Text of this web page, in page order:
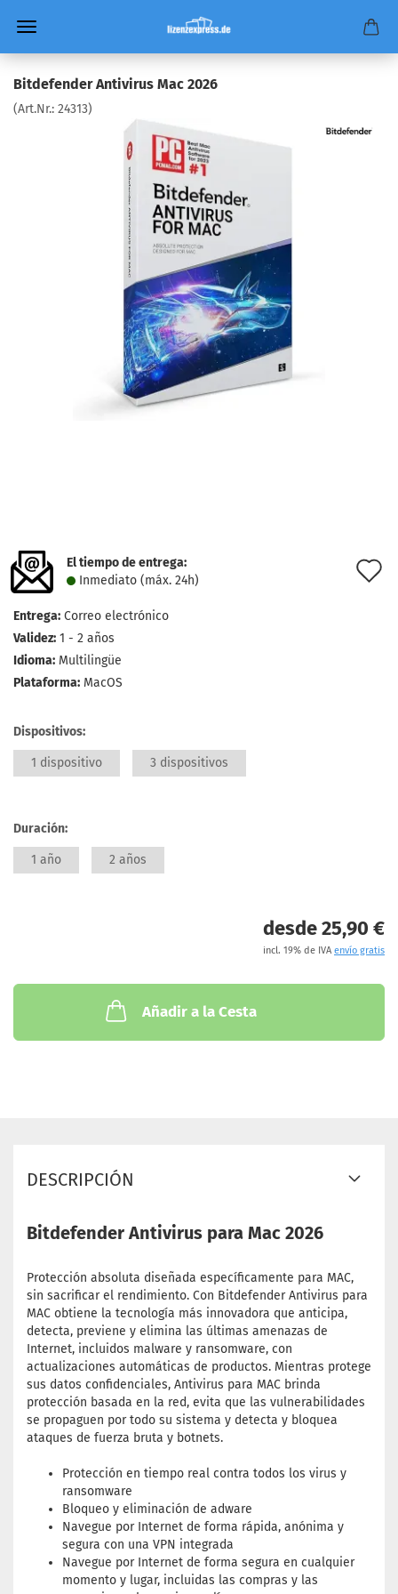
Bitdefender Antivirus Mac 2026
(Art.Nr.: 24313)
El tiempo de entrega:
Inmediato (máx. 24h)
Entrega: Correo electrónico
Validez: 1 - 2 años
Idioma: Multilingüe
Plataforma: MacOS
Dispositivos:
1 dispositivo 3 dispositivos
Duración:
1 año 2 años
desde 25,90 €
incl. 19% de IVA envío gratis
Añadir a la Cesta
DESCRIPCIÓN
Bitdefender Antivirus para Mac 2026
Protección absoluta diseñada específicamente para MAC,
sin sacrificar el rendimiento. Con Bitdefender Antivirus para
MAC obtiene la tecnología más innovadora que anticipa,
detecta, previene y elimina las últimas amenazas de
Internet, incluidos malware y ransomware, con
actualizaciones automáticas de productos. Mientras protege
sus datos confidenciales, Antivirus para MAC brinda
protección basada en la red, evita que las vulnerabilidades
se propaguen por todo su sistema y detecta y bloquea
ataques de fuerza bruta y botnets.
Protección en tiempo real contra todos los virus y
ransomware
Bloqueo y eliminación de adware
Navegue por Internet de forma rápida, anónima y
segura con una VPN integrada
Navegue por Internet de forma segura en cualquier
momento y lugar, incluidas las compras y las